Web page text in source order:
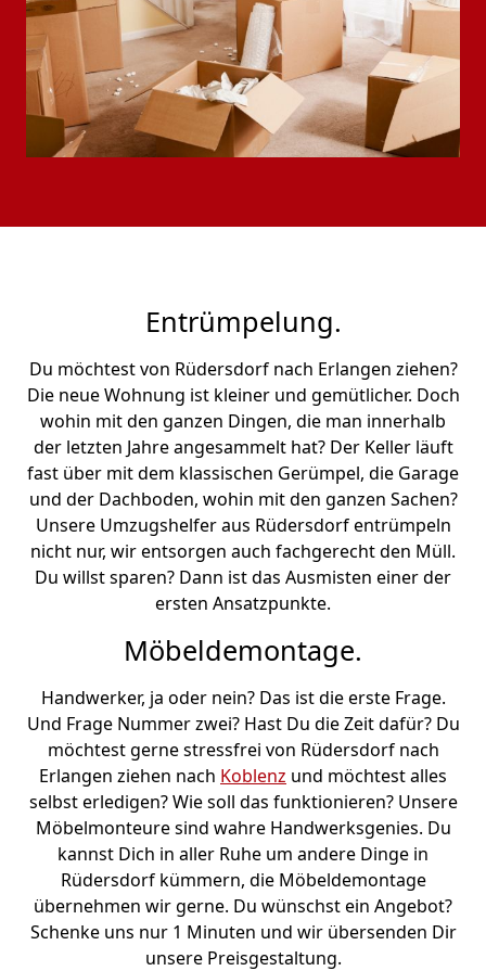
Entrümpelung.
Du möchtest von Rüdersdorf nach Erlangen ziehen?
Die neue Wohnung ist kleiner und gemütlicher. Doch
wohin mit den ganzen Dingen, die man innerhalb
der letzten Jahre angesammelt hat? Der Keller läuft
fast über mit dem klassischen Gerümpel, die Garage
und der Dachboden, wohin mit den ganzen Sachen?
Unsere Umzugshelfer aus Rüdersdorf entrümpeln
nicht nur, wir entsorgen auch fachgerecht den Müll.
Du willst sparen? Dann ist das Ausmisten einer der
ersten Ansatzpunkte.
Möbeldemontage.
Handwerker, ja oder nein? Das ist die erste Frage.
Und Frage Nummer zwei? Hast Du die Zeit dafür? Du
möchtest gerne stressfrei von Rüdersdorf nach
Erlangen ziehen nach Koblenz und möchtest alles
selbst erledigen? Wie soll das funktionieren? Unsere
Möbelmonteure sind wahre Handwerksgenies. Du
kannst Dich in aller Ruhe um andere Dinge in
Rüdersdorf kümmern, die Möbeldemontage
übernehmen wir gerne. Du wünschst ein Angebot?
Schenke uns nur 1 Minuten und wir übersenden Dir
unsere Preisgestaltung.